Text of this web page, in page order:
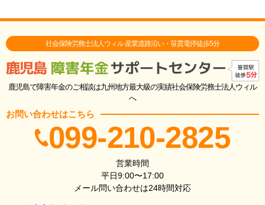
社会保険労務士法人ウィル 産業道路沿い・笹貫電停徒歩5分
鹿児島で障害年金のご相談は九州地方最大級の実績社会保険労務士法人ウィル
へ
お問い合わせはこちら
099-210-2825
営業時間
平日9:00〜17:00
メール問い合わせは24時間対応